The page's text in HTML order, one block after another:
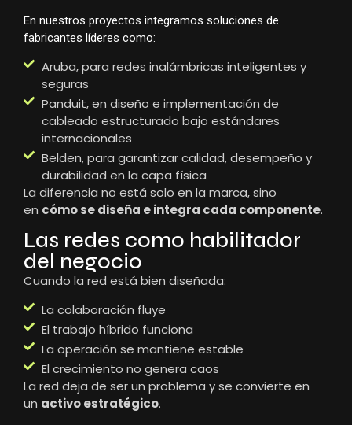
En nuestros proyectos integramos soluciones de
fabricantes líderes como:
Aruba, para redes inalámbricas inteligentes y
seguras
Panduit, en diseño e implementación de
cableado estructurado bajo estándares
internacionales
Belden, para garantizar calidad, desempeño y
durabilidad en la capa física
La diferencia no está solo en la marca, sino
en cómo se diseña e integra cada componente.
Las redes como habilitador
del negocio
Cuando la red está bien diseñada:
La colaboración fluye
El trabajo híbrido funciona
La operación se mantiene estable
El crecimiento no genera caos
La red deja de ser un problema y se convierte en
un activo estratégico.